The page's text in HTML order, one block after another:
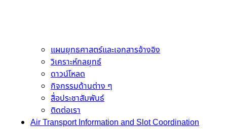
แผนยุทธศาสตร์และเอกสารอ้างอิง
วิเคราะห์กลยุทธ์
ดาวน์โหลด
กิจกรรมด้านต่าง ๆ
สื่อประชาสัมพันธ์
ติดต่อเรา
Air Transport Information and Slot Coordination